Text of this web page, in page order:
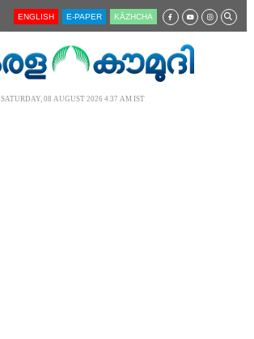
ENGLISH E-PAPER KĀZHCHA
SATURDAY, 08 AUGUST 2026 4.37 AM IST